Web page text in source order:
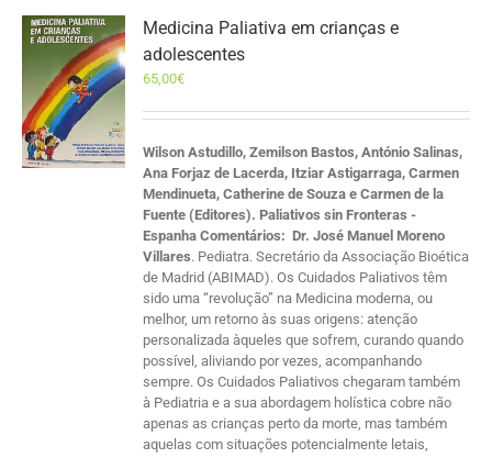
Medicina Paliativa em crianças e
adolescentes
65,00€
Wilson Astudillo, Zemilson Bastos, António Salinas,
Ana Forjaz de Lacerda, Itziar Astigarraga, Carmen
Mendinueta, Catherine de Souza e Carmen de la
Fuente (Editores). Paliativos sin Fronteras -
Espanha Comentários: Dr. José Manuel Moreno
Villares. Pediatra. Secretário da Associação Bioética
de Madrid (ABIMAD). Os Cuidados Paliativos têm
sido uma “revolução” na Medicina moderna, ou
melhor, um retorno às suas origens: atenção
personalizada àqueles que sofrem, curando quando
possível, aliviando por vezes, acompanhando
sempre. Os Cuidados Paliativos chegaram também
à Pediatria e a sua abordagem holística cobre não
apenas as crianças perto da morte, mas também
aquelas com situações potencialmente letais,